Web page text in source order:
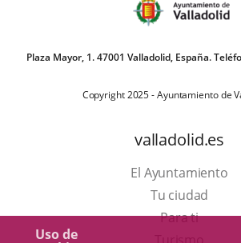
Uso de
Plaza Mayor, 1. 47001 Valladolid, España.
Copyright 2025 - Ayuntamiento de
valladolid.es
El Ayuntamiento
Tu ciudad
Para ti